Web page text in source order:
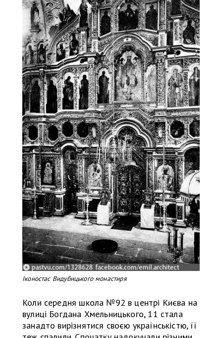
Іконостас Видубицького монастиря
Коли середня школа №92 в центрі Києва на
вулиці Богдана Хмельницького, 11 стала
занадто вирізнятися своєю українськістю, її